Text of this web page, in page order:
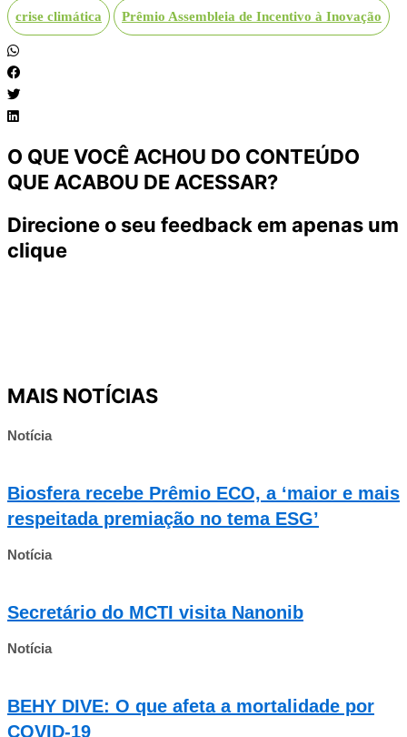
crise climática Prêmio Assembleia de Incentivo à Inovação
O QUE VOCÊ ACHOU DO CONTEÚDO
QUE ACABOU DE ACESSAR?
Direcione o seu feedback em apenas um
clique
MAIS NOTÍCIAS
Notícia
Biosfera recebe Prêmio ECO, a ‘maior e mais
respeitada premiação no tema ESG’
Notícia
Secretário do MCTI visita Nanonib
Notícia
BEHY DIVE: O que afeta a mortalidade por
COVID-19